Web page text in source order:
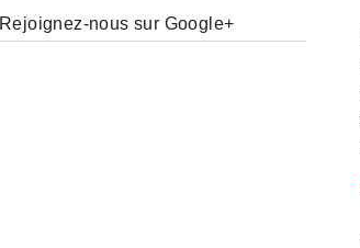
Rejoignez-nous sur Google+